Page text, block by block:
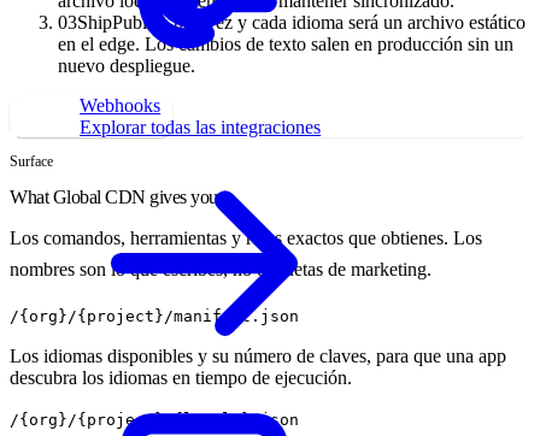
Webhooks
Explorar todas las integraciones
03ShipPublica una vez y cada idioma será un archivo estático
en el edge. Los cambios de texto salen en producción sin un
nuevo despliegue.
Install integration
Surface
What Global CDN gives you
Los comandos, herramientas y rutas exactos que obtienes. Los
nombres son lo que escribes, no etiquetas de marketing.
/{org}/{project}/manifest.json
Los idiomas disponibles y su número de claves, para que una app
descubra los idiomas en tiempo de ejecución.
/{org}/{project}/{locale}.json